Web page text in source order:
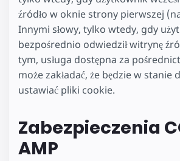
źródło w oknie strony pierwszej
Innymi słowy, tylko wtedy, gdy
bezpośrednio odwiedził witrynę
tym, usługa dostępna za
może zakładać, że będzie w stanie
ustawiać pliki cookie.
Zabezpieczenia
AMP